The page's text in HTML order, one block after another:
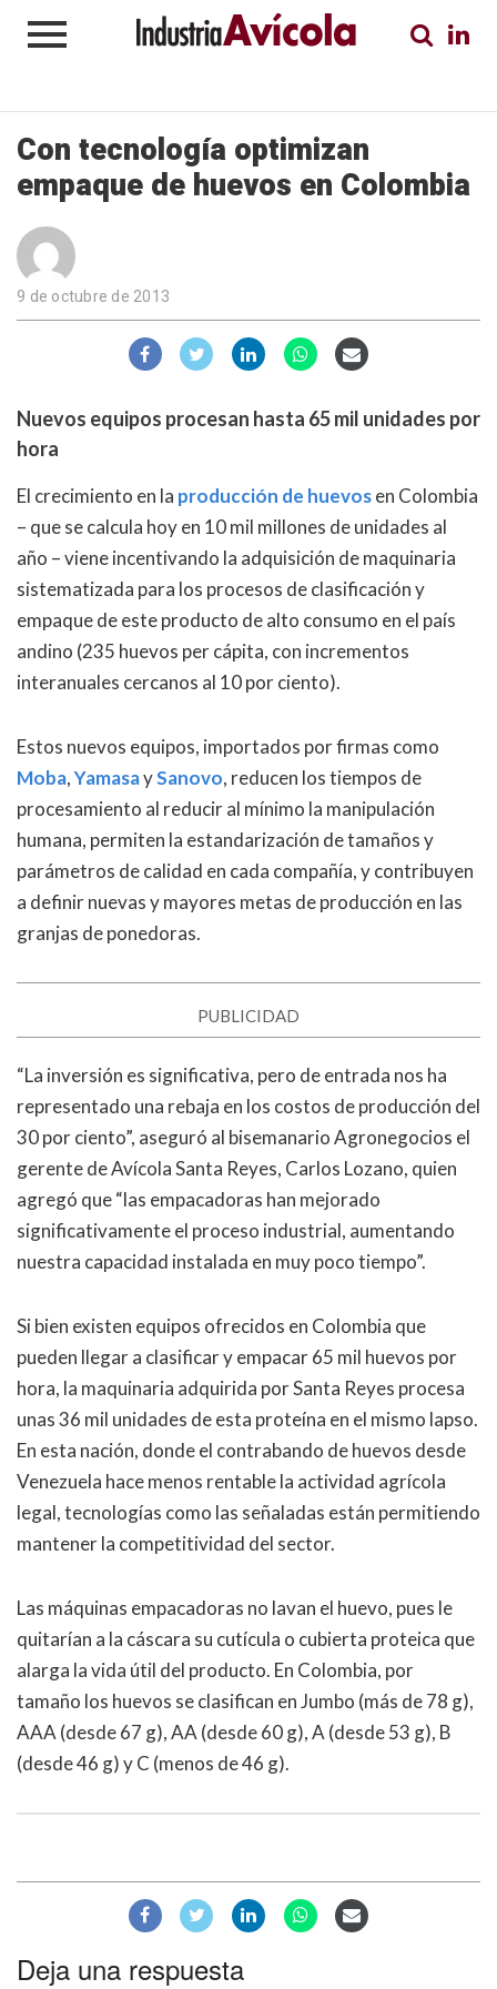
Con tecnología optimizan
empaque de huevos en Colombia
9 de octubre de 2013
Nuevos equipos procesan hasta 65 mil unidades por
hora
El crecimiento en la producción de huevosen Colombia
– que se calcula hoy en 10 mil millones de unidades al
año – viene incentivando la adquisición de maquinaria
sistematizada para los procesos de clasificación y
empaque de este producto de alto consumo en el país
andino (235 huevos per cápita, con incrementos
interanuales cercanos al 10 por ciento).
Estos nuevos equipos, importados por firmas como
Moba,YamasaySanovo, reducen los tiempos de
procesamiento al reducir al mínimo la manipulación
humana, permiten la estandarización de tamaños y
parámetros de calidad en cada compañía, y contribuyen
a definir nuevas y mayores metas de producción en las
granjas de ponedoras.
PUBLICIDAD
“La inversión es significativa, pero de entrada nos ha
representado una rebaja en los costos de producción del
30 por ciento”, aseguró al bisemanario Agronegocios el
gerente de Avícola Santa Reyes, Carlos Lozano, quien
agregó que “las empacadoras han mejorado
significativamente el proceso industrial, aumentando
nuestra capacidad instalada en muy poco tiempo”.
Si bien existen equipos ofrecidos en Colombia que
pueden llegar a clasificar y empacar 65 mil huevos por
hora, la maquinaria adquirida por Santa Reyes procesa
unas 36 mil unidades de esta proteína en el mismo lapso.
En esta nación, donde el contrabando de huevos desde
Venezuela hace menos rentable la actividad agrícola
legal, tecnologías como las señaladas están permitiendo
mantener la competitividad del sector.
Las máquinas empacadoras no lavan el huevo, pues le
quitarían a la cáscara su cutícula o cubierta proteica que
alarga la vida útil del producto. En Colombia, por
tamaño los huevos se clasifican en Jumbo (más de 78 g),
AAA (desde 67 g), AA (desde 60 g), A (desde 53 g), B
(desde 46 g) y C (menos de 46 g).
Deja una respuesta